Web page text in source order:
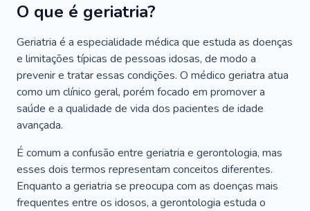
O que é geriatria?
Geriatria é a especialidade médica que estuda as doenças
e limitações típicas de pessoas idosas, de modo a
prevenir e tratar essas condições. O médico geriatra atua
como um clínico geral, porém focado em promover a
saúde e a qualidade de vida dos pacientes de idade
avançada.
É comum a confusão entre geriatria e gerontologia, mas
esses dois termos representam conceitos diferentes.
Enquanto a geriatria se preocupa com as doenças mais
frequentes entre os idosos, a gerontologia estuda o